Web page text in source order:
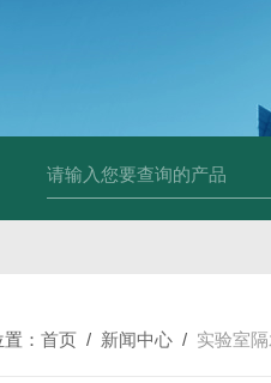
雾腐蚀试验箱 LYW-075N,上海
： 首页 / 新闻中心 / 实验室